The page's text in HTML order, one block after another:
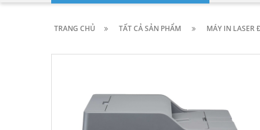
TRANG CHỦ TẤT CẢ SẢN PHẨM MÁY IN LASER